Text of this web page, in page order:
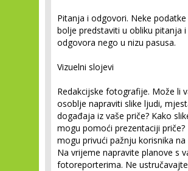
Pitanja i odgovori. Neke podatke
bolje predstaviti u obliku pitanja i
odgovora nego u nizu pasusa.
Vizuelni slojevi
Redakcijske fotografije. Može li
osoblje napraviti slike ljudi,
događaja iz vaše priče? Kako
mogu pomoći prezentaciji priče?
mogu privući pažnju korisnika na
Na vrijeme napravite planove s
fotoreporterima. Ne